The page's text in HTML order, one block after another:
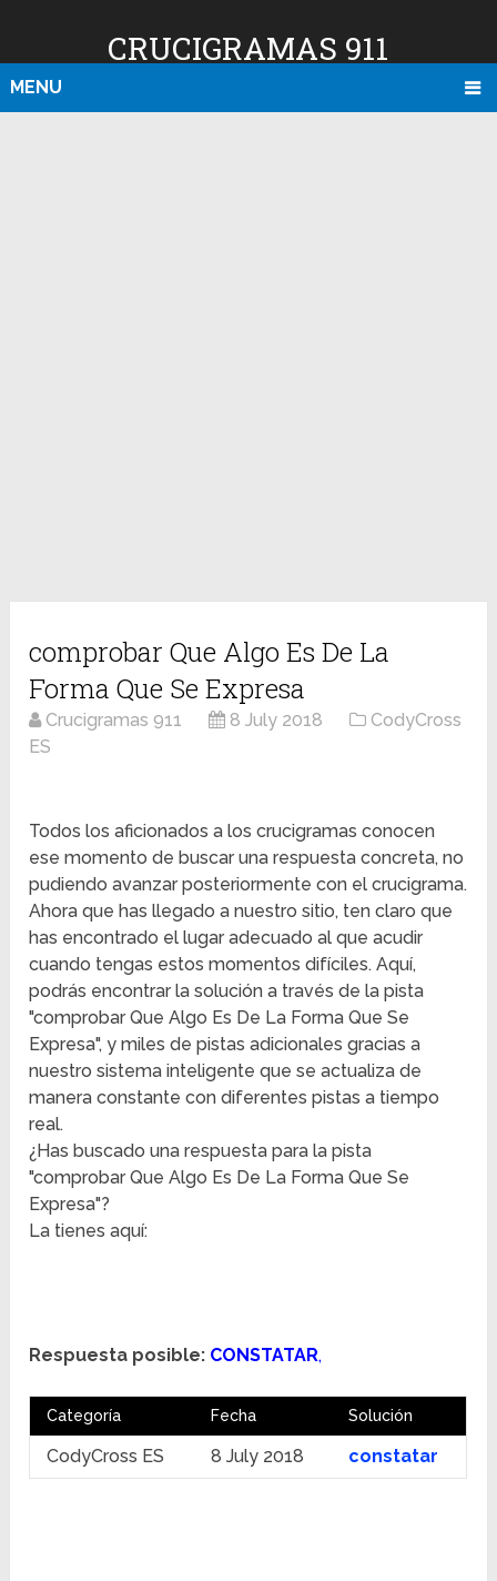
CRUCIGRAMAS 911
MENU
comprobar Que Algo Es De La
Forma Que Se Expresa
Crucigramas 911 8 July 2018
CodyCross
ES
Todos los aficionados a los crucigramas conocen
ese momento de buscar una respuesta concreta, no
pudiendo avanzar posteriormente con el crucigrama.
Ahora que has llegado a nuestro sitio, ten claro que
has encontrado el lugar adecuado al que acudir
cuando tengas estos momentos difíciles. Aquí,
podrás encontrar la solución a través de la pista
"comprobar Que Algo Es De La Forma Que Se
Expresa", y miles de pistas adicionales gracias a
nuestro sistema inteligente que se actualiza de
manera constante con diferentes pistas a tiempo
real.
¿Has buscado una respuesta para la pista
"comprobar Que Algo Es De La Forma Que Se
Expresa"?
La tienes aquí:
Respuesta posible: CONSTATAR,
Categoría Fecha Solución
CodyCross ES 8 July 2018 constatar